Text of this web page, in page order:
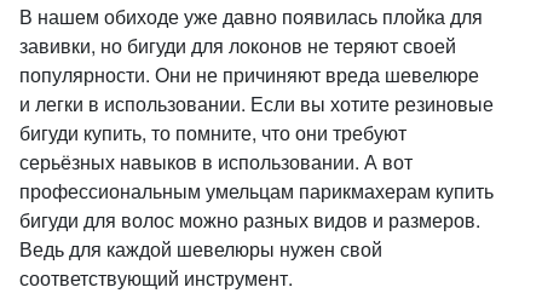
В нашем обиходе уже давно появилась плойка для
завивки, но бигуди для локонов не теряют своей
популярности. Они не причиняют вреда шевелюре
и легки в использовании. Если вы хотите резиновые
бигуди купить, то помните, что они требуют
серьёзных навыков в использовании. А вот
профессиональным умельцам парикмахерам купить
бигуди для волос можно разных видов и размеров.
Ведь для каждой шевелюры нужен свой
соответствующий инструмент.